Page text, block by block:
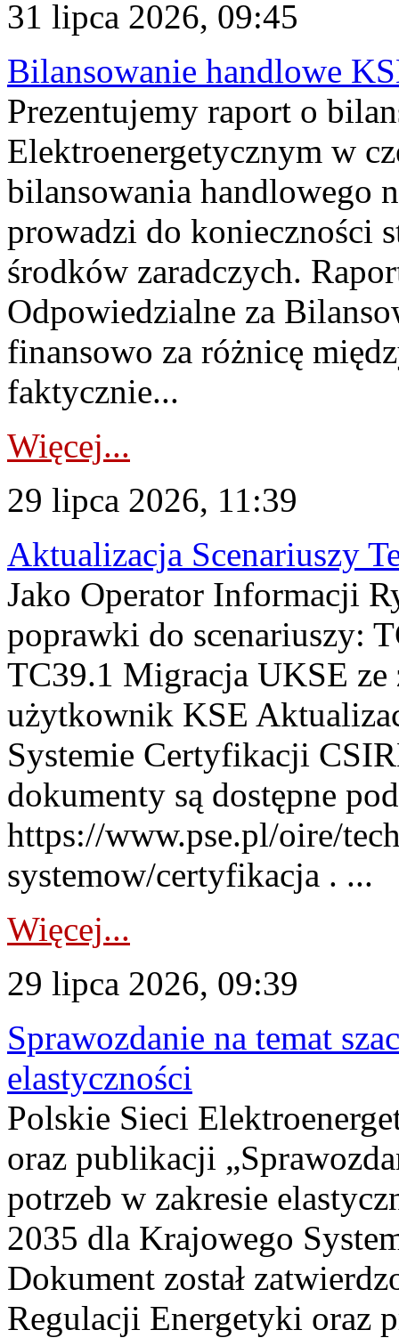
31 lipca 2026, 09:45
Bilansowanie handlowe
Prezentujemy raport o
Elektroenergetycznym w
bilansowania handlowego
prowadzi do konieczności
środków zaradczych.
Odpowiedzialne za
finansowo za różnicę
faktycznie...
Więcej...
29 lipca 2026, 11:39
Aktualizacja Scenariuszy
Jako Operator Informacji
poprawki do scenariuszy:
TC39.1 Migracja UKSE
użytkownik KSE
Systemie Certyfikacji
dokumenty są dostępne
https://www.pse.pl/oire/
systemow/certyfikacja . ...
Więcej...
29 lipca 2026, 09:39
Sprawozdanie na temat
elastyczności
Polskie Sieci
oraz publikacji
potrzeb w zakresie
2035 dla Krajowego
Dokument został
Regulacji Energetyki oraz